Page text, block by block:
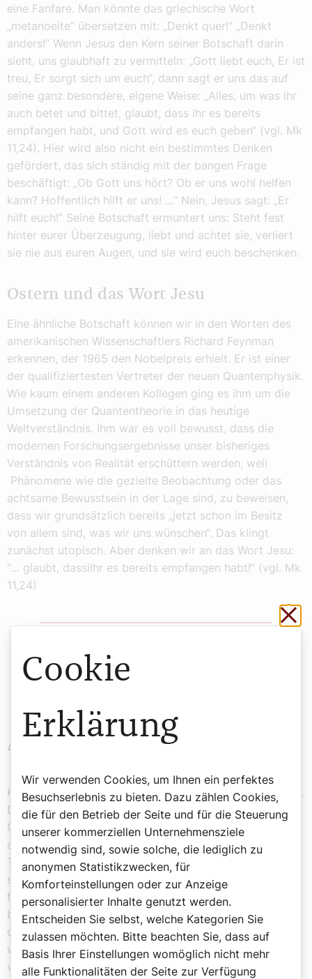
eine Fanfare. Man könnte das griechische Wort
„metanoeite“ übersetzen mit: „Denkt quer!“ „Denkt
anders!“ Wenn Jesus den Kern seiner Botschaft darin
sieht, uns glaubhaft zu vermitteln: „Gott liebt euch, Er ist
treu, Er sorgt sich um euch“, dann sagt er uns das auf
seine ganz besondere, eigene Weise: „Alles, um was ihr
auch betet und bittet, glaubt, dass ihr es bereits
empfangen habt, und Gott wird es euch geben“ (vgl. Mk
11,24). Hier wird also nicht ein bestimmtes Denken
gefördert, das sich ständig mit der bangen Frage
beschäftigt: „Ob Gott uns hört? Ob er uns wohl helfen
kann? Hoffentlich hilft er uns! ...“ Nein, Jesus sagt: „Er
hilft euch!“ Seine Botschaft ermuntert uns: Steht fest
hinter eurer Überzeugung, liebt und achtet sie, verliert
sie nie aus euren Augen, und sie wird euch beschenken.
Ostern und das Wort Jesu
Eine ähnliche Botschaft können wir in den Worten des
amerikanischen Wissenschaftlers Richard Feynman
erkennen, der 1965 den Nobelpreis erhielt. Er ist einer
der qualifiziertesten Vertreter der neuen Quantenphysik.
Wie kaum einem anderen Kollegen ging es ihm um die
Umsetzung der Quantentheorie in das heutige
Weltverständnis. Ihm war es voll bewusst, dass die
modernen Forschungsergebnisse unser bisheriges
Verständnis von Realität erschüttern werden, weil
Phänomene wie die gezielte Beobachtung oder das
achtsame Bewusstsein in der Lage sind, zu beweisen,
dass wir grundsätzlich bereits „jetzt schon im Besitz
von allem sind, was wir uns wünschen“. Das klingt
zunächst utopisch. Aber denken wir an das Wort Jesu:
“… glaubt, dassiIhr es bereits empfangen habt!“ (vgl. Mk
11,24)
müssen es nur klarer wollen, fester
Achtsamkeit zu Ostern
Was natürlich noch fehlt, ist die nötige Intensität und
Kraft unserer Beobachtungsgabe, unseres Bewusstseins.
Dieses Geheimnis der Beobachtung bringt es in der
Quantenrealität fertig, dass ein Elektron seinen Status
als energetische Welle verliert und zu einem materiellen
Teilchen wird. Gezielte Beobachtung, Bewusstsein
schafft also Realität. Wir müssen es nur klarer wollen,
fester daran glauben, sehnsüchtiger erwarten, uns nicht
beirren lassen und uns mit intensiverer Achtsamkeit
damit befassen, damit unsere Überzeugung Realität
werden kann. Warum finden wir in unserem Verhalten so
viel Falsches, Schädliches und Verwirrendes?
Cookie
Erklärung
Wir verwenden Cookies, um Ihnen ein perfektes
Besuchserlebnis zu bieten. Dazu zählen Cookies,
die für den Betrieb der Seite und für die Steuerung
unserer kommerziellen Unternehmensziele
notwendig sind, sowie solche, die lediglich zu
anonymen Statistikzwecken, für
Komforteinstellungen oder zur Anzeige
personalisierter Inhalte genutzt werden.
Entscheiden Sie selbst, welche Kategorien Sie
zulassen möchten. Bitte beachten Sie, dass auf
Basis Ihrer Einstellungen womöglich nicht mehr
alle Funktionalitäten der Seite zur Verfügung